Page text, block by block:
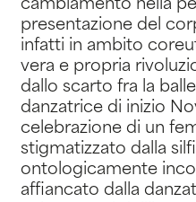
cambiamento nella
presentazione del
infatti in ambito
vera e propria
dallo scarto fra la
danzatrice di inizio
celebrazione di un
stigmatizzato dalla
ontologicamente
affiancato dalla